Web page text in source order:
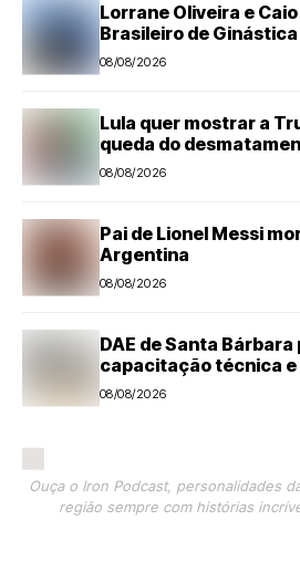
Lorrane Oliveira e
Brasileiro de Ginástica
08/08/2026
Lula quer mostrar a
queda do
08/08/2026
Pai de Lionel Messi
Argentina
08/08/2026
DAE de Santa
capacitação técnica
anual de mais de R$
08/08/2026
Ouça o Iron Podcast, personalidades
região sempre com histórias